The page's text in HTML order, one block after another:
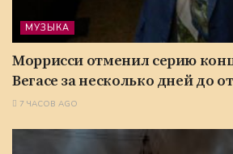
МУЗЫКА
Моррисси отменил серию
Вегасе за несколько дней до
7 ЧАСОВ AGO